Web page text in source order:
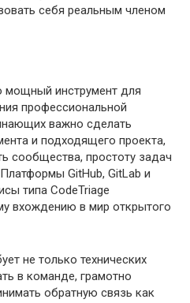
себя реальным членом
мощный инструмент для
профессиональной
важно сделать
и подходящего проекта,
сообщества, простоту задач
GitHub, GitLab и
типа CodeTriage
вхождению в мир открытого
не только технических
в команде, грамотно
обратную связь как